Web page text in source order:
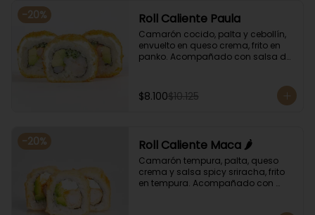
-20% Roll Caliente Paula
Camarón cocido, palta y cebollín,
envuelto en queso crema, frito en
panko. Acompañado con salsa de
$8.100$10.125
-20% Roll Caliente Maca 🌶️
Camarón tempura, palta, queso
crema y salsa spicy sriracha, frito
en tempura. Acompañado con